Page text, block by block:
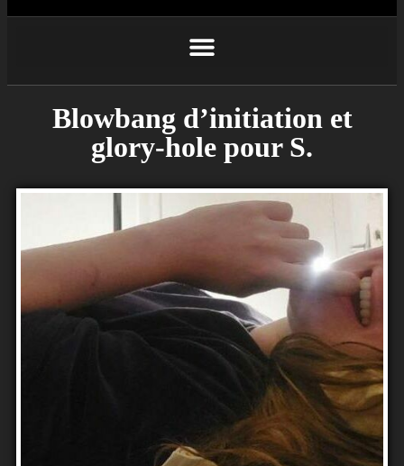
Blowbang d’initiation et
glory-hole pour S.